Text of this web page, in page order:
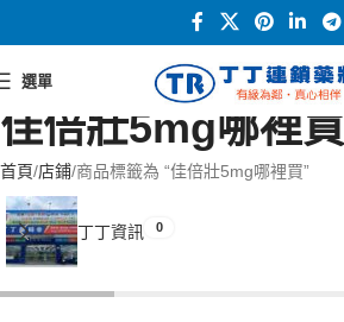
選單
佳倍壯5mg哪裡買
首頁 店鋪 商品標籤為 “佳倍壯5mg哪裡買”
丁丁資訊 0